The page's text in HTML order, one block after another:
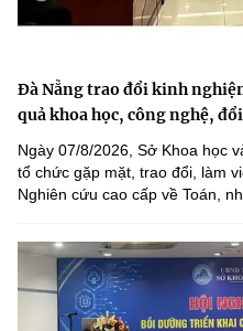
Đà Nẵng trao đổi kinh
quả khoa học, công nghệ,
Ngày 07/8/2026, Sở Khoa học
tổ chức gặp mặt, trao đổi, làm
Nghiên cứu cao cấp về Toán,